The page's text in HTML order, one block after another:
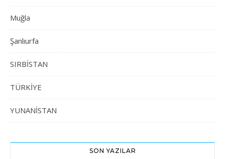
Muğla
Şanlıurfa
SIRBİSTAN
TÜRKİYE
YUNANİSTAN
SON YAZILAR